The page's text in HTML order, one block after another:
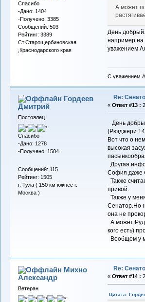
Спасибо
-Дано: 1404
-Получено: 3385
Сообщений: 503
Рейтинг: 3389
Ст.Старощербиновская
,Краснодарского края
А может
День
например на
уважением
С уважением
Гордеев
Дмитрий
Постоялец
Спасибо
-Дано: 1278
-Получено: 1504
Сообщений: 115
Рейтинг: 1505
г. Тула ( 150 км южнее г.
Москва )
Re:
« Ответ #13 :
День
(Рюгджери
Вот что о
высокая
Другая
София даже
Также
привой.
Также у
Сенатор.Но
она не
А может
кого есть)
Вообщем у
Михно
Александр
Ветеран
Re:
« Ответ #14 :
Цитата: